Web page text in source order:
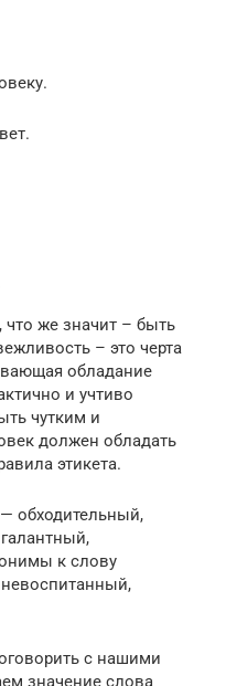
же значит – быть
– это черта
обладание
и учтиво
чутким и
должен обладать
этикета.
обходительный,
к слову
с нашими
значение слова